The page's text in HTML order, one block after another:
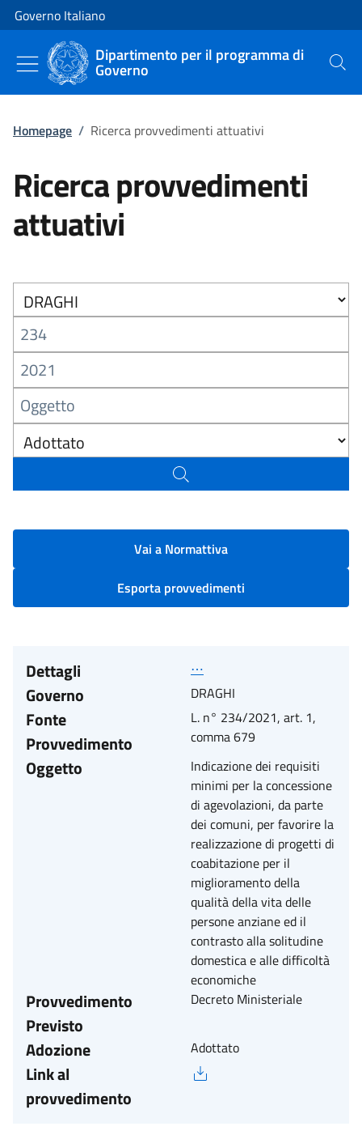
Vai al contenuto
Vai alla navigazione del sito
Governo Italiano
Dipartimento per il programma di
Governo Cerca
Homepage / Ricerca provvedimenti attuativi
Ricerca provvedimenti
attuativi
Vai a Normattiva
Esporta provvedimenti
Dettagli ⋯
Governo DRAGHI
Fonte
Provvedimento
L. n° 234/2021, art. 1,
comma 679
Oggetto
Indicazione dei requisiti
minimi per la concessione
di agevolazioni, da parte
dei comuni, per favorire la
realizzazione di progetti di
coabitazione per il
miglioramento della
qualità della vita delle
persone anziane ed il
contrasto alla solitudine
domestica e alle difficoltà
economiche
Provvedimento
Previsto
Decreto Ministeriale
Adozione Adottato
Link al
provvedimento